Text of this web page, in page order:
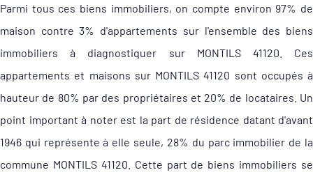
Parmi tous ces biens immobiliers, on compte environ 97% de
maison contre 3% d'appartements sur l'ensemble des biens
immobiliers à diagnostiquer sur MONTILS 41120. Ces
appartements et maisons sur MONTILS 41120 sont occupés à
hauteur de 80% par des propriétaires et 20% de locataires. Un
point important à noter est la part de résidence datant d'avant
1946 qui représente à elle seule, 28% du parc immobilier de la
commune MONTILS 41120. Cette part de biens immobiliers se